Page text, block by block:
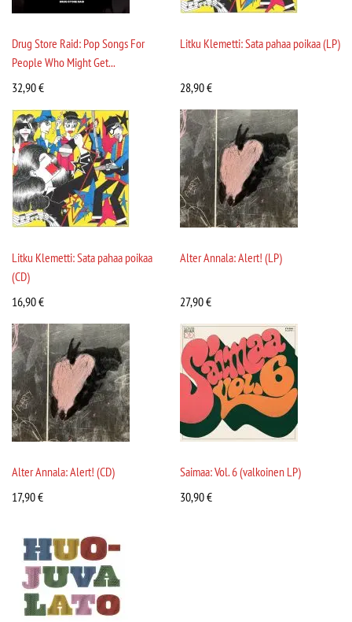
Drug Store Raid: Pop Songs For
People Who Might Get...
32,90€
Litku Klemetti: Sata pahaa poikaa (LP)
28,90€
Litku Klemetti: Sata pahaa poikaa
(CD)
16,90€
Alter Annala: Alert! (LP)
27,90€
Alter Annala: Alert! (CD)
17,90€
Saimaa: Vol. 6 (valkoinen LP)
30,90€